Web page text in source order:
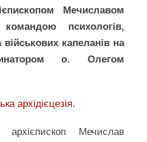
Мечиславом
психологів,
військових капеланів на
о. Олегом
архідієцезія.
архієпископ Мечислав